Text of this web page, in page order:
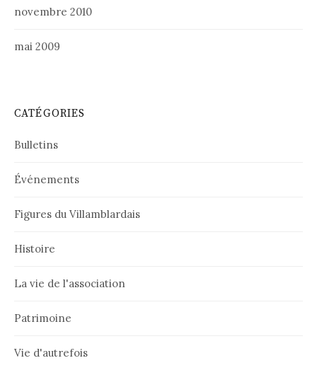
novembre 2010
mai 2009
CATÉGORIES
Bulletins
Événements
Figures du Villamblardais
Histoire
La vie de l'association
Patrimoine
Vie d'autrefois